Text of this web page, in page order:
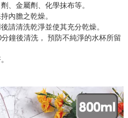
、金屬劑、化學抹布等。
內膽之乾燥。
請清洗乾淨並使其充分乾燥。
鐘後清洗， 預防不純淨的水杯所留